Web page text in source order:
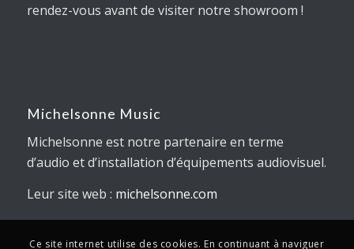
rendez-vous avant de visiter notre showroom !
Michelsonne Music
Michelsonne est notre partenaire en terme
d’audio et d’installation d’équipements audiovisuel.
Leur site web : michelsonne.com
Ce site internet utilise des cookies. En continuant à naviguer